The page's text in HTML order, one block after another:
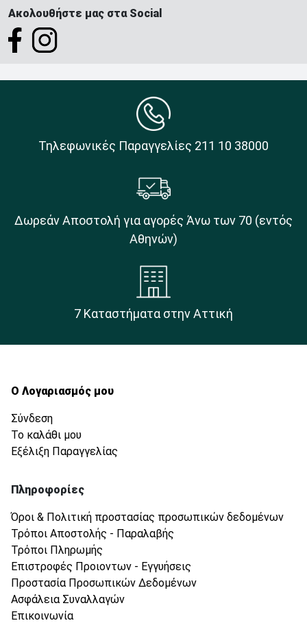
Ακολουθήστε μας στα Social
Τηλεφωνικές Παραγγελίες 211 10 38000
Δωρεάν Αποστολή για αγορές Άνω των 70 (εντός
Αθηνών)
7 Καταστήματα στην Αττική
Ο Λογαριασμός μου
Σύνδεση
Το καλάθι μου
Εξέλιξη Παραγγελίας
Πληροφορίες
Όροι & Πολιτική προστασίας προσωπικών δεδομένων
Τρόποι Αποστολής - Παραλαβής
Τρόποι Πληρωμής
Επιστροφές Προιοντων - Εγγυήσεις
Προστασία Προσωπικών Δεδομένων
Ασφάλεια Συναλλαγών
Επικοινωνία